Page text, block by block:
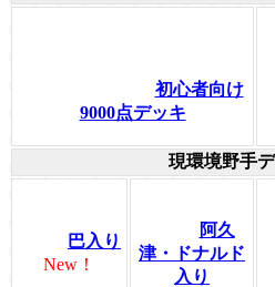
初心者向け
9000点デッキ
現環境野手
巴入り
New！
阿久
津・ドナルド
入り